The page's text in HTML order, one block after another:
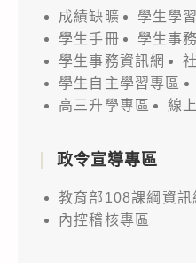
成績缺曠
學生學
學生手冊
學生事
學生事務資訊網
學生自主學習專區
高三升學專區
線
政令宣導專區
教育部108課綱資訊
內控稽核專區